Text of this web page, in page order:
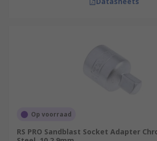
Op voorraad
RS PRO Sandblast Socket Adapter